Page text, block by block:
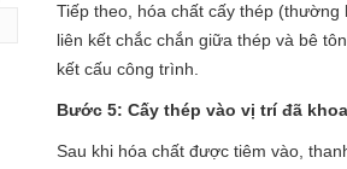
Tiếp theo, hóa chất cấy thép
liên kết chắc chắn giữa thép và bê
kết cấu công trình.
Bước 5: Cấy thép vào vị trí đã
Sau khi hóa chất được tiêm vào,